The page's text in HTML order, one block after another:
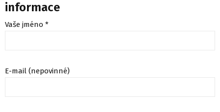
informace
Vaše jméno *
E-mail (nepovinné)